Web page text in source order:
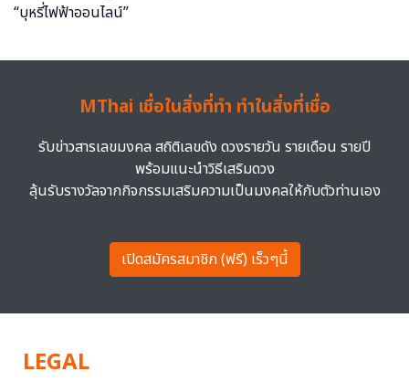
MThai เชื่อในสิ่งที่ทำ ทำในสิ่งที่เชื่อ
รับข่าวสารเลขมงคล สถิติเลขดัง ดวงรายวัน รายเดือน รายปี
พร้อมแนะนำวิธีเสริมดวง
ลุ้นรับรางวัลจากกิจกรรมเสริมความเป็นมงคลให้กับตัวท่านเอง
เปิดสมัครสมาชิก (ฟรี) เร็วๆนี้
LEGAL